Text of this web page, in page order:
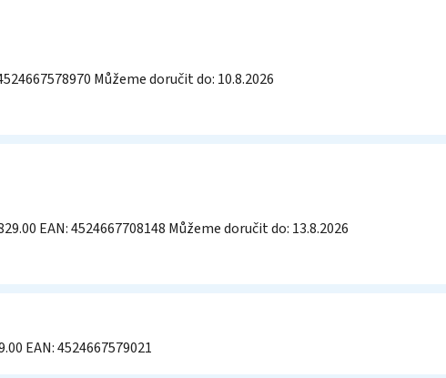
Můžeme doručit do: 10.8.2026
EAN:4524667708148 Můžeme doručit do: 13.8.2026
EAN:4524667579021